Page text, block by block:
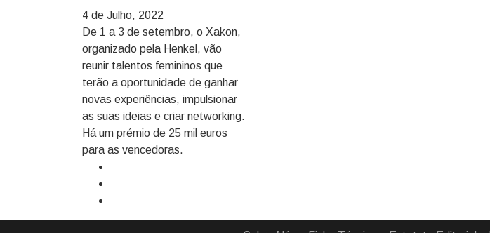
4 de Julho, 2022
De 1 a 3 de setembro, o Xakon,
organizado pela Henkel, vão
reunir talentos femininos que
terão a oportunidade de ganhar
novas experiências, impulsionar
as suas ideias e criar networking.
Há um prémio de 25 mil euros
para as vencedoras.